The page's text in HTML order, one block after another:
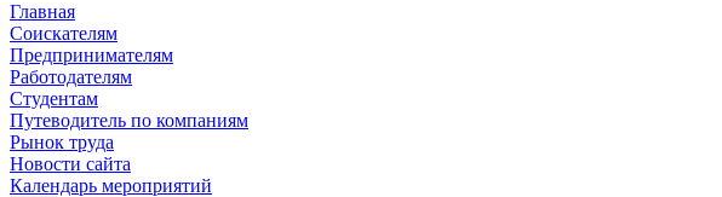
Главная
Соискателям
Предпринимателям
Работодателям
Студентам
Путеводитель по компаниям
Рынок труда
Новости сайта
Календарь мероприятий